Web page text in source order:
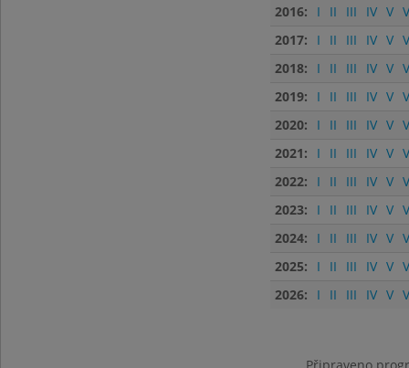
2016:
I II III IV V
2017:
I II III IV V
2018:
I II III IV V
2019:
I II III IV V
2020:
I II III IV V
2021:
I II III IV V
2022:
I II III IV V
2023:
I II III IV V
2024:
I II III IV V
2025:
I II III IV V
2026:
I II III IV V